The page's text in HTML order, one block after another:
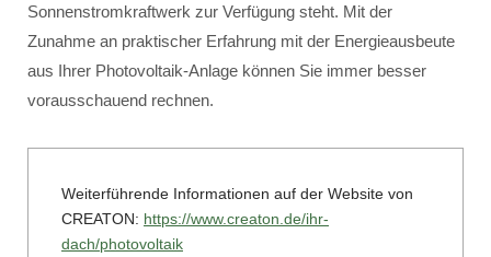
Sonnenstromkraftwerk zur Verfügung steht. Mit der
Zunahme an praktischer Erfahrung mit der Energieausbeute
aus Ihrer Photovoltaik-Anlage können Sie immer besser
vorausschauend rechnen.
Weiterführende Informationen auf der Website von
CREATON: https://www.creaton.de/ihr-
dach/photovoltaik